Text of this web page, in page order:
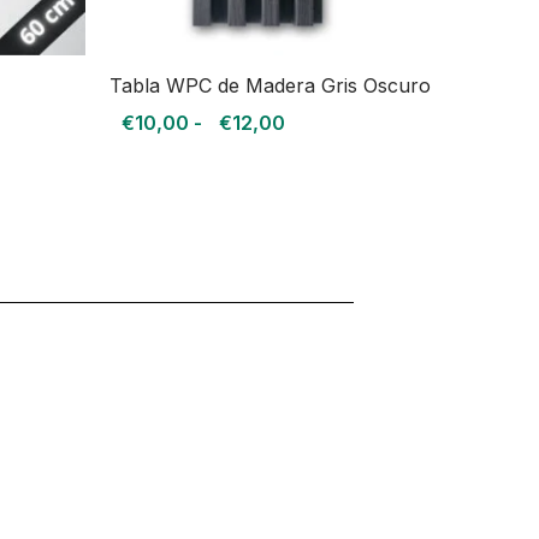
Tabla WPC de Madera Gris Oscuro
€10,00 - €12,00